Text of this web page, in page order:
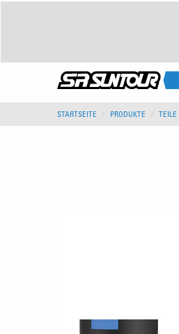
STARTSEITE PRODUKTE TEILE